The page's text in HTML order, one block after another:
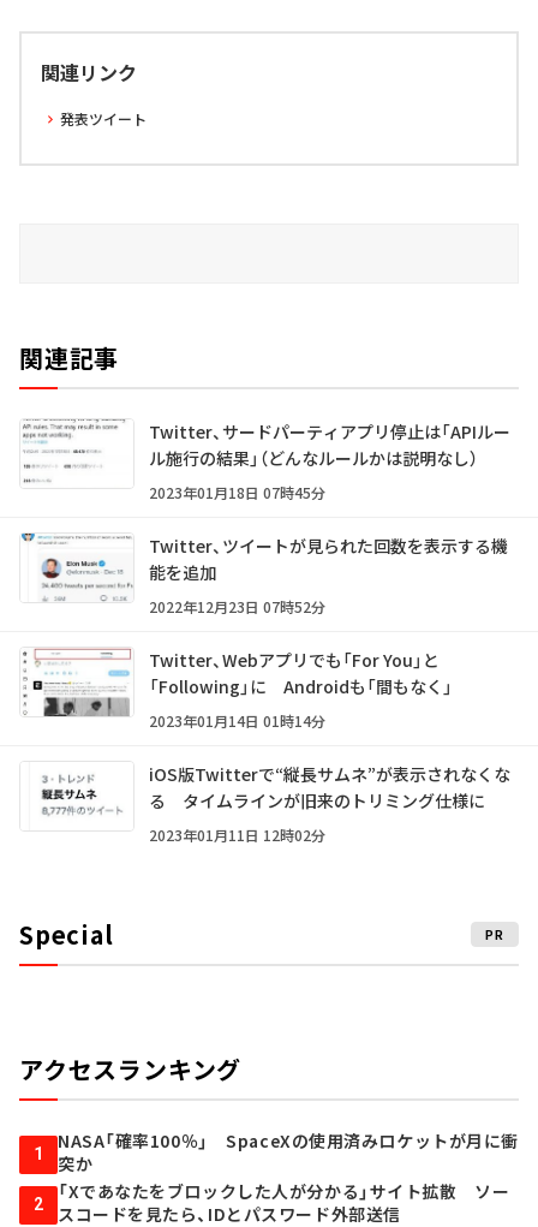
関連リンク
発表ツイート
関連記事
Twitter、サードパーティアプリ停止は「APIルー
ル施行の結果」（どんなルールかは説明なし）
2023年01月18日 07時45分
Twitter、ツイートが見られた回数を表示する機
能を追加
2022年12月23日 07時52分
Twitter、Webアプリでも「For You」と
「Following」に Androidも「間もなく」
2023年01月14日 01時14分
iOS版Twitterで“縦長サムネ”が表示されなくな
る タイムラインが旧来のトリミング仕様に
2023年01月11日 12時02分
Special PR
アクセスランキング
1
NASA「確率100％」 SpaceXの使用済みロケットが月に衝
突か
2
「Xであなたをブロックした人が分かる」サイト拡散 ソー
スコードを見たら、IDとパスワード外部送信